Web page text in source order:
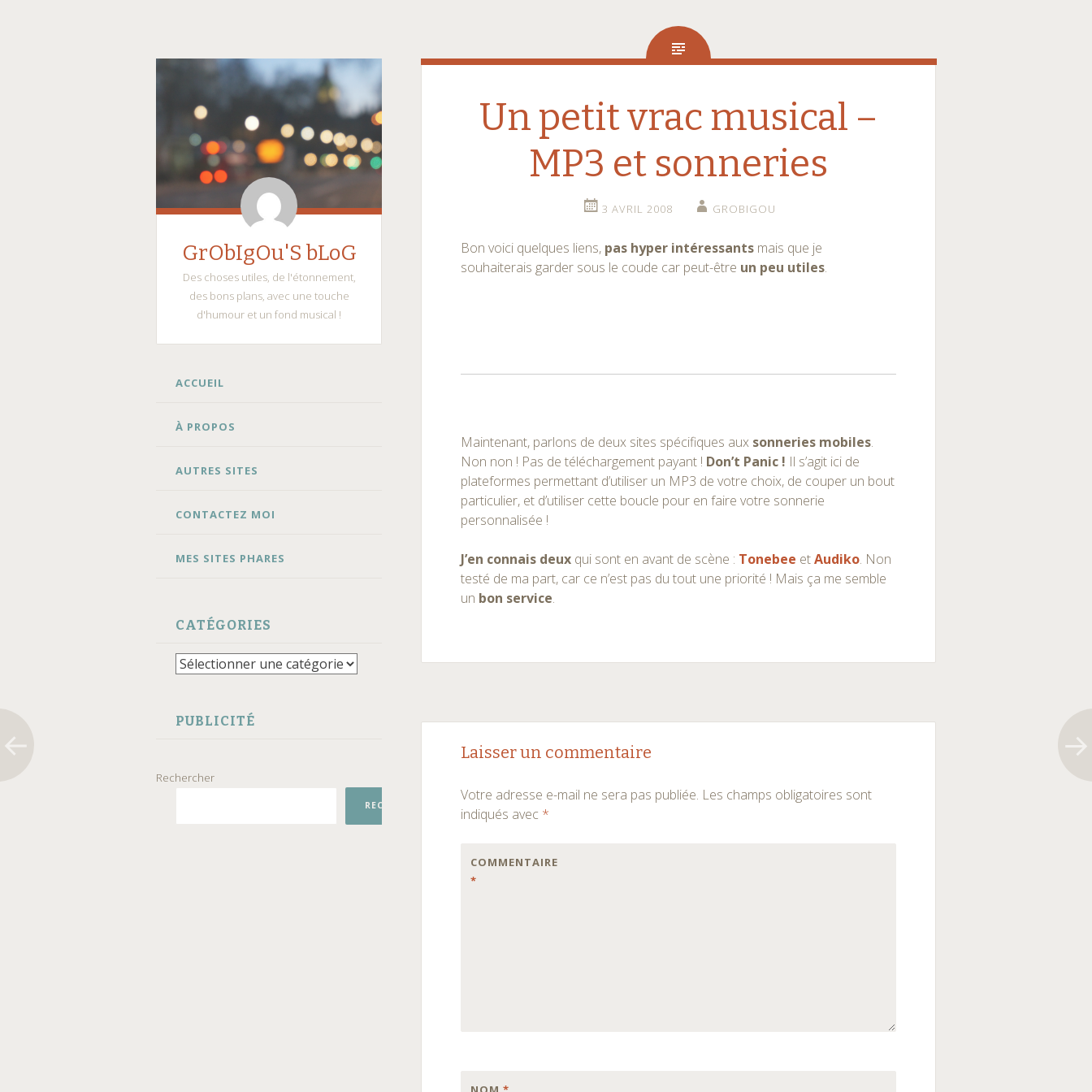
GrObIgOu'S bLoG
Des choses utiles, de l'étonnement,
des bons plans, avec une touche
d'humour et un fond musical !
ALLER
CONTENU
ACCUEIL
À PROPOS
AUTRES SITES
CONTACTEZ MOI
MES SITES PHARES
CATÉGORIES
Catégories
PUBLICITÉ
Rechercher
RECHERCHER
Un petit vrac musical –
MP3 et sonneries
3 AVRIL 2008 GROBIGOU
Bon voici quelques liens, pas hyper intéressants mais que je
souhaiterais garder sous le coude car peut-être un peu utiles.
Maintenant, parlons de deux sites spécifiques aux sonneries mobiles.
Non non ! Pas de téléchargement payant ! Don’t Panic ! Il s’agit ici de
plateformes permettant d’utiliser un MP3 de votre choix, de couper un bout
particulier, et d’utiliser cette boucle pour en faire votre sonnerie
personnalisée !
J’en connais deux qui sont en avant de scène : Tonebee etAudiko. Non
testé de ma part, car ce n’est pas du tout une priorité ! Mais ça me semble
un bon service.
Navigation
articles
Laisser un commentaire
Votre adresse e-mail ne sera pas publiée. Les champs obligatoires sont
indiqués avec *
COMMENTAIRE
*